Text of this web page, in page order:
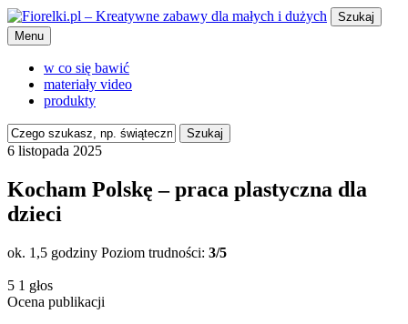
Szukaj
Menu
w co się bawić
materiały video
produkty
Szukaj
6 listopada 2025
Kocham Polskę – praca plastyczna dla
dzieci
ok. 1,5 godziny Poziom trudności: 3/5
5 1 głos
Ocena publikacji